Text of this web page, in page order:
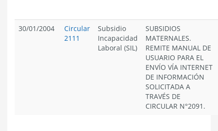
30/01/2004
Circular
2111
Subsidio
Incapacidad
Laboral (SIL)
SUBSIDIOS
MATERNALES.
REMITE MANUAL DE
USUARIO PARA EL
ENVÍO VÍA INTERNET
DE INFORMACIÓN
SOLICITADA A
TRAVÉS DE
CIRCULAR N°2091.